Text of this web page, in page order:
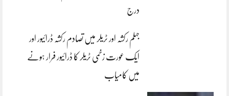
درج
جہلم رکشہ اور ٹریلر میں تصادم رکشہ ڈرائیور اور
ایک عورت زخمی ٹریلر کا ڈرائیور فرار ہونے
میں کامیاب